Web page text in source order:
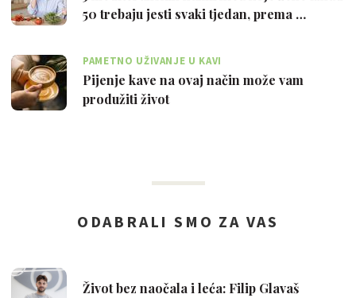
50 trebaju jesti svaki tjedan, prema …
PAMETNO UŽIVANJE U KAVI
Pijenje kave na ovaj način može vam
produžiti život